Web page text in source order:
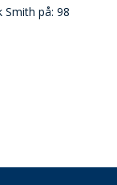
Smith på: 98